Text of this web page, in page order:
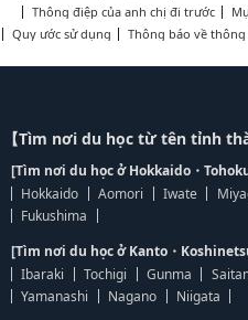
Thông điệp của anh chị đi trước
Quy ước sử dụng
Thông báo về
【Tìm nơi du học từ tên tỉnh
[Tìm nơi du học ở Hokkaido・
Hokkaido
Aomori Iwate
Fukushima
[Tìm nơi du học ở Kanto・
Ibaraki
Tochigi Gunma
Yamanashi
Nagano
Niigata